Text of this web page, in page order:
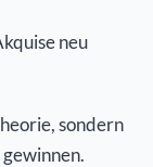
neu
sondern